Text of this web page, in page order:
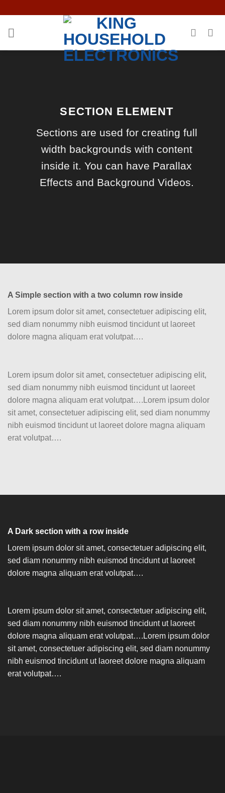
content
SECTION ELEMENT
Sections are used for creating full
width backgrounds with content
inside it. You can have Parallax
Effects and Background Videos.
A Simple section with a two column row inside
Lorem ipsum dolor sit amet, consectetuer adipiscing elit,
sed diam nonummy nibh euismod tincidunt ut laoreet
dolore magna aliquam erat volutpat….
Lorem ipsum dolor sit amet, consectetuer adipiscing elit,
sed diam nonummy nibh euismod tincidunt ut laoreet
dolore magna aliquam erat volutpat….Lorem ipsum dolor
sit amet, consectetuer adipiscing elit, sed diam nonummy
nibh euismod tincidunt ut laoreet dolore magna aliquam
erat volutpat….
A Dark section with a row inside
Lorem ipsum dolor sit amet, consectetuer adipiscing elit,
sed diam nonummy nibh euismod tincidunt ut laoreet
dolore magna aliquam erat volutpat….
Lorem ipsum dolor sit amet, consectetuer adipiscing elit,
sed diam nonummy nibh euismod tincidunt ut laoreet
dolore magna aliquam erat volutpat….Lorem ipsum dolor
sit amet, consectetuer adipiscing elit, sed diam nonummy
nibh euismod tincidunt ut laoreet dolore magna aliquam
erat volutpat….